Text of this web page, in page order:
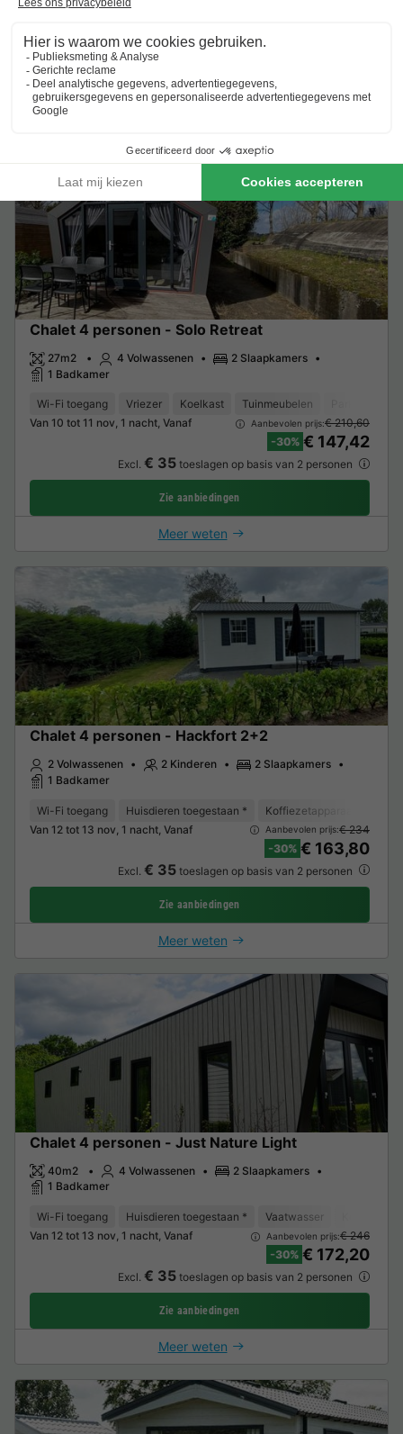
Excl.€ 35
Zie aanbiedingen
Chalet 4 personen - Solo Retreat
27m2 4 Volwassenen
2 Slaapkamers
1 Badkamer
Wi-Fi toegang Vriezer Koelkast Tuinmeubelen
Van 10 tot 11 nov, 1 nacht, Vanaf
Aanbevolen prijs:€ 210,60
-30% € 147,42
Excl. € 35toeslagen op basis van 2 personen
Zie aanbiedingen
Meer weten
Chalet 4 personen - Hackfort 2+2
2 Volwassenen 2 Kinderen
2 Slaapkamers
1 Badkamer
Wi-Fi toegang Huisdieren toegestaan * Koffiezetapparaat
Van 12 tot 13 nov, 1 nacht, Vanaf
Aanbevolen prijs:€ 234
-30% € 163,80
Excl. € 35toeslagen op basis van 2 personen
Zie aanbiedingen
Meer weten
Chalet 4 personen - Just Nature Light
40m2 4 Volwassenen
2 Slaapkamers
1 Badkamer
Wi-Fi toegang Huisdieren toegestaan * Vaatwasser
Van 12 tot 13 nov, 1 nacht, Vanaf
Aanbevolen prijs:€ 246
-30% € 172,20
Excl. € 35toeslagen op basis van 2 personen
Zie aanbiedingen
Meer weten